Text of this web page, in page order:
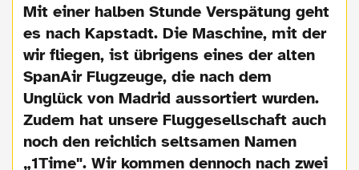
Mit einer halben Stunde Verspätung geht
es nach Kapstadt. Die Maschine, mit der
wir fliegen, ist übrigens eines der alten
SpanAir Flugzeuge, die nach dem
Unglück von Madrid aussortiert wurden.
Zudem hat unsere Fluggesellschaft auch
noch den reichlich seltsamen Namen
„1Time". Wir kommen dennoch nach zwei